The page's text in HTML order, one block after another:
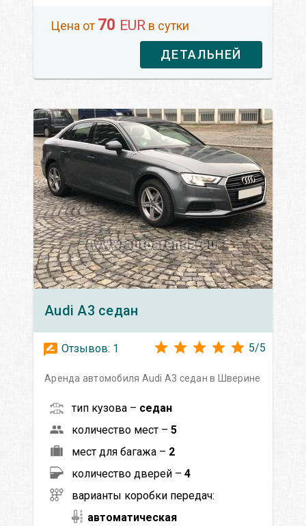
Цена от 70 EUR в сутки
ДЕТАЛЬНЕЙ
Audi A3 седан
Отзывов: 1 5/5
Аренда автомобиля Audi A3 седан в Шверине
тип кузова – седан
количество мест – 5
мест для багажа – 2
количество дверей – 4
варианты коробки передач:
автоматическая